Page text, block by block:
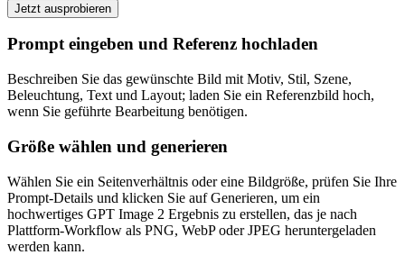
Jetzt ausprobieren
Prompt eingeben und Referenz hochladen
Beschreiben Sie das gewünschte Bild mit Motiv, Stil, Szene,
Beleuchtung, Text und Layout; laden Sie ein Referenzbild hoch,
wenn Sie geführte Bearbeitung benötigen.
Größe wählen und generieren
Wählen Sie ein Seitenverhältnis oder eine Bildgröße, prüfen Sie Ihre
Prompt-Details und klicken Sie auf Generieren, um ein
hochwertiges GPT Image 2 Ergebnis zu erstellen, das je nach
Plattform-Workflow als PNG, WebP oder JPEG heruntergeladen
werden kann.